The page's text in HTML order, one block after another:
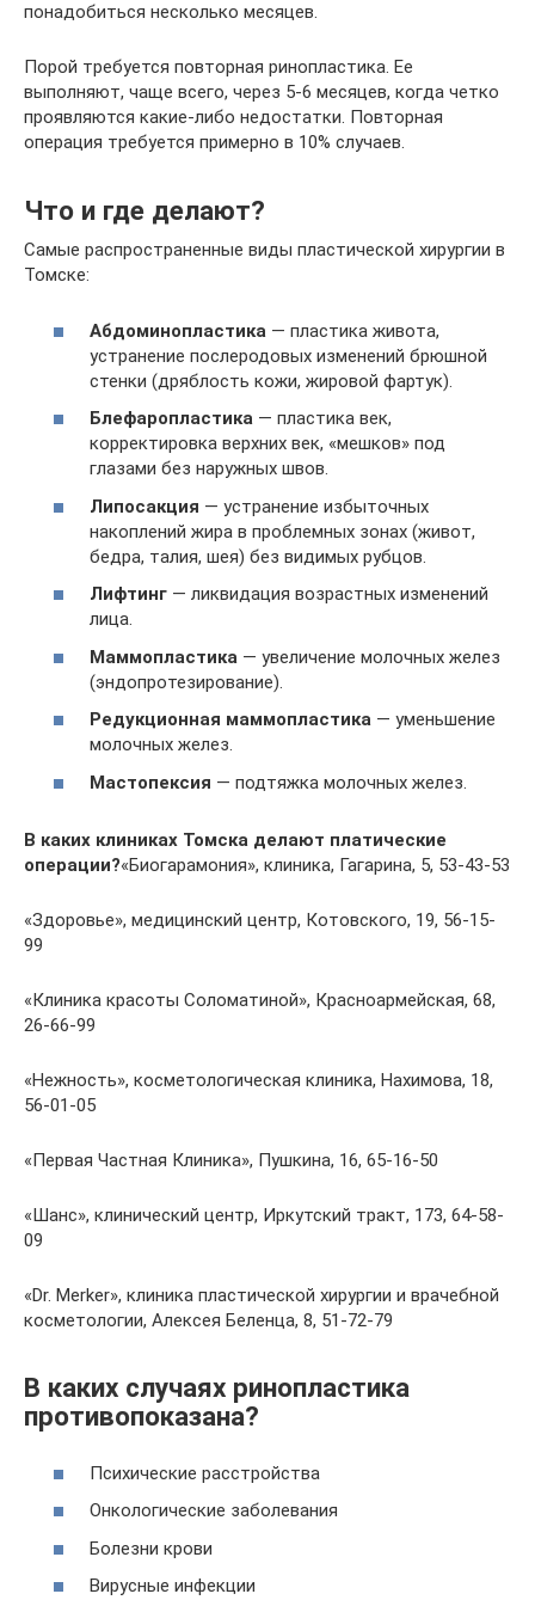
понадобиться несколько месяцев.
Порой требуется повторная ринопластика. Ее
выполняют, чаще всего, через 5-6 месяцев, когда четко
проявляются какие-либо недостатки. Повторная
операция требуется примерно в 10% случаев.
Что и где делают?
Самые распространенные виды пластической хирургии в
Томске:
Абдоминопластика — пластика живота,
устранение послеродовых изменений брюшной
стенки (дряблость кожи, жировой фартук).
Блефаропластика — пластика век,
корректировка верхних век, «мешков» под
глазами без наружных швов.
Липосакция — устранение избыточных
накоплений жира в проблемных зонах (живот,
бедра, талия, шея) без видимых рубцов.
Лифтинг — ликвидация возрастных изменений
лица.
Маммопластика — увеличение молочных желез
(эндопротезирование).
Редукционная маммопластика — уменьшение
молочных желез.
Мастопексия — подтяжка молочных желез.
В каких клиниках Томска делают платические
операции?«Биогарамония», клиника, Гагарина, 5, 53-43-53
«Здоровье», медицинский центр, Котовского, 19, 56-15-
99
«Клиника красоты Соломатиной», Красноармейская, 68,
26-66-99
«Нежность», косметологическая клиника, Нахимова, 18,
56-01-05
«Первая Частная Клиника», Пушкина, 16, 65-16-50
«Шанс», клинический центр, Иркутский тракт, 173, 64-58-
09
«Dr. Merker», клиника пластической хирургии и врачебной
косметологии, Алексея Беленца, 8, 51-72-79
В каких случаях ринопластика
противопоказана?
Психические расстройства
Онкологические заболевания
Болезни крови
Вирусные инфекции